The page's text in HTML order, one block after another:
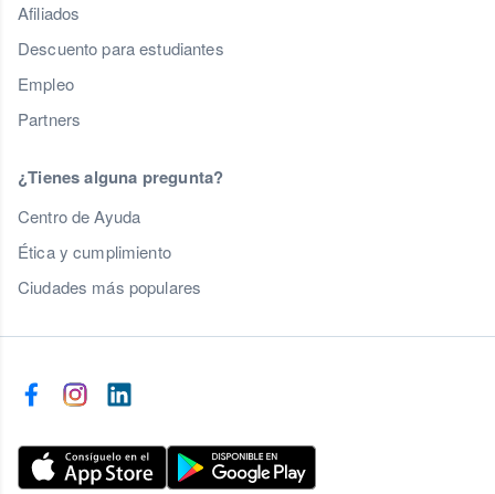
Afiliados
Descuento para estudiantes
Empleo
Partners
¿Tienes alguna pregunta?
Centro de Ayuda
Ética y cumplimiento
Ciudades más populares